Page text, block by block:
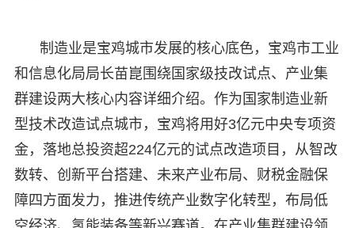
制造业是宝鸡城市发展的核心底色，宝鸡市工业
和信息化局局长苗崑围绕国家级技改试点、产业集
群建设两大核心内容详细介绍。作为国家制造业新
型技术改造试点城市，宝鸡将用好3亿元中央专项资
金，落地总投资超224亿元的试点改造项目，从智改
数转、创新平台搭建、未来产业布局、财税金融保
障四方面发力，推进传统产业数字化转型，布局低